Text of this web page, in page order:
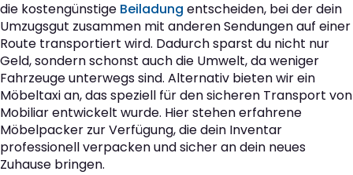
die kostengünstige Beiladung entscheiden, bei der dein
Umzugsgut zusammen mit anderen Sendungen auf einer
Route transportiert wird. Dadurch sparst du nicht nur
Geld, sondern schonst auch die Umwelt, da weniger
Fahrzeuge unterwegs sind. Alternativ bieten wir ein
Möbeltaxi an, das speziell für den sicheren Transport von
Mobiliar entwickelt wurde. Hier stehen erfahrene
Möbelpacker zur Verfügung, die dein Inventar
professionell verpacken und sicher an dein neues
Zuhause bringen.